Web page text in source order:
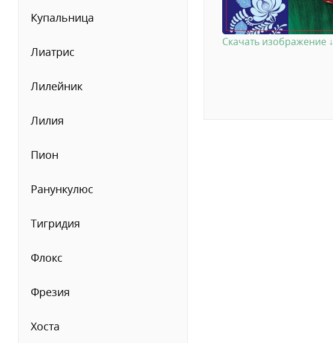
Купальница
Лиатрис
Лилейник
Лилия
Пион
Ранункулюс
Тигридия
Флокс
Фрезия
Хоста
Скачать изображение ↓